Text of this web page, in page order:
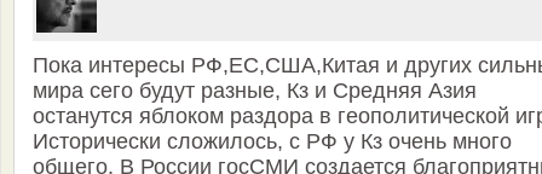
Пока интересы РФ,ЕС,США,Китая и других
мира сего будут разные, Кз и Средняя Азия
останутся яблоком раздора в геополитической
Исторически сложилось, с РФ у Кз очень много
общего. В России госСМИ создается